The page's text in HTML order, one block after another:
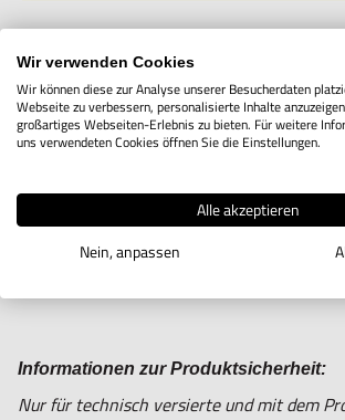
Produktbeschreibung
Halter für Fühlerlehrenrolle
Informationen zur Produktsicherheit:
Nur für technisch versierte und mit dem
Wir verwenden Cookies
Wir können diese zur Analyse unserer Besucherdaten
Webseite zu verbessern, personalisierte Inhalte
großartiges Webseiten-Erlebnis zu bieten. Für weitere
uns verwendeten Cookies öffnen Sie die Einstellungen.
Alle akzeptieren
Nein, anpassen